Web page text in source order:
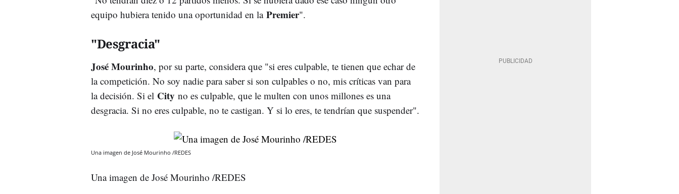
equipo hubiera tenido una oportunidad en la Premier".
"Desgracia"
José Mourinho, por su parte, considera que "si eres culpable, te tienen que echar de
la competición. No soy nadie para saber si son culpables o no, mis críticas van para
la decisión. Si el City no es culpable, que le multen con unos millones es una
desgracia. Si no eres culpable, no te castigan. Y si lo eres, te tendrían que suspender".
Una imagen de José Mourinho /REDES
Una imagen de José Mourinho /REDES